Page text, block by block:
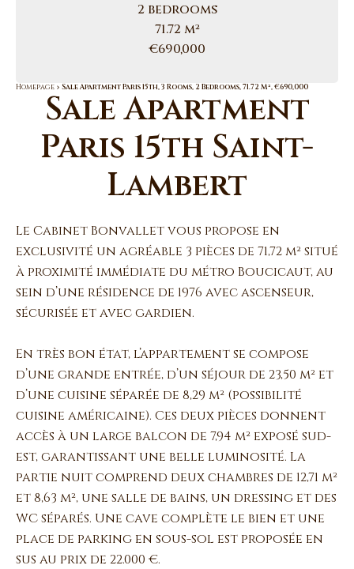
2 bedrooms
71.72 m²
€690,000
Homepage Sale Apartment Paris 15th, 3 Rooms, 2 Bedrooms, 71.72 M², €690,000
Sale Apartment
Paris 15th Saint-
Lambert
Le Cabinet Bonvallet vous propose en
exclusivité un agréable 3 pièces de 71,72 m² situé
à proximité immédiate du métro Boucicaut, au
sein d’une résidence de 1976 avec ascenseur,
sécurisée et avec gardien.
En très bon état, l’appartement se compose
d’une grande entrée, d’un séjour de 23,50 m² et
d’une cuisine séparée de 8,29 m² (possibilité
cuisine américaine). Ces deux pièces donnent
accès à un large balcon de 7,94 m² exposé sud-
est, garantissant une belle luminosité. La
partie nuit comprend deux chambres de 12,71 m²
et 8,63 m², une salle de bains, un dressing et des
WC séparés. Une cave complète le bien et une
place de parking en sous-sol est proposée en
sus au prix de 22.000 €.